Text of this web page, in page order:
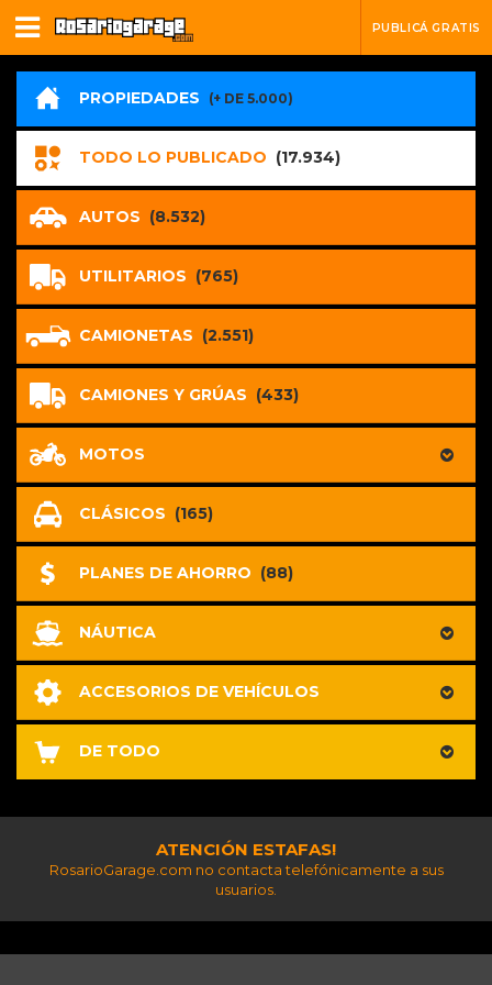
PUBLICÁ GRATIS
PROPIEDADES (+ DE 5.000)
TODO LO PUBLICADO (17.934)
AUTOS (8.532)
UTILITARIOS (765)
CAMIONETAS (2.551)
CAMIONES Y GRÚAS (433)
MOTOS
CLÁSICOS (165)
PLANES DE AHORRO (88)
NÁUTICA
ACCESORIOS DE VEHÍCULOS
DE TODO
ATENCIÓN ESTAFAS!
RosarioGarage.com no contacta telefónicamente a sus
usuarios.